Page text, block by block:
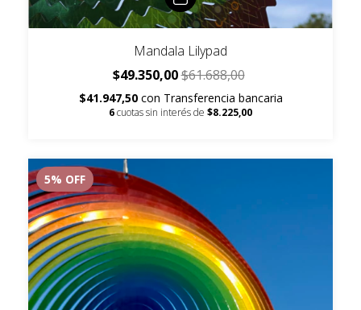
Mandala Lilypad
$49.350,00$61.688,00
$41.947,50 con Transferencia bancaria
6cuotas sin interés de $8.225,00
5% OFF